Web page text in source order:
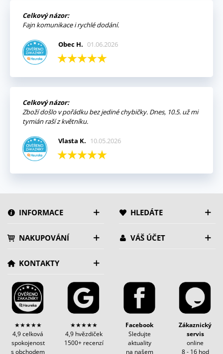
Celkový názor:
Fajn komunikace i rychlé dodání.
Obec H. 01.06.2026
Celkový názor:
Zboží došlo v pořádku bez jediné chybičky. Dnes, 10.5. už mi
tymián raší z květníku.
Vlasta K. 10.05.2026
INFORMACE HLEDÁTE
NAKUPOVÁNÍ VÁŠ ÚČET
KONTAKTY
★★★★★
4,9 celková
spokojenost
s obchodem
★★★★★
4,9 hvězdiček
1500+ recenzí
Facebook
Sledujte
aktuality
na našem
Zákaznický
servis
online
8 - 16 hod